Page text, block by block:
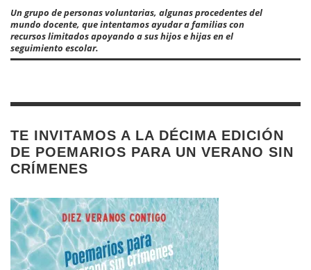
Un grupo de personas voluntarias, algunas procedentes del
mundo docente, que intentamos ayudar a familias con
recursos limitados apoyando a sus hijos e hijas en el
seguimiento escolar.
TE INVITAMOS A LA DÉCIMA EDICIÓN
DE POEMARIOS PARA UN VERANO SIN
CRÍMENES